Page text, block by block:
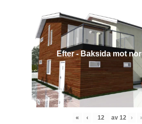
Efter - Baksida mot
« ‹ av 12 ›